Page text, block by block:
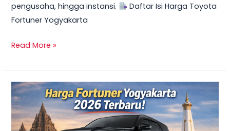
pengusaha, hingga instansi.
Daftar Isi Harga Toyota
Fortuner Yogyakarta
10
Jutaan
Read More »
TERBARU
2026!
Harga